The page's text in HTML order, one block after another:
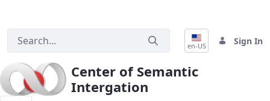
en-US Sign In
Center of Semantic
Intergation